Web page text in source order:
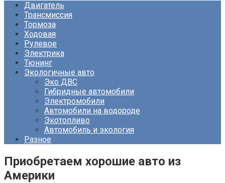
Двигатель
Трансмиссия
Тормоза
Ходовая
Рулевое
Электрика
Тюнинг
Экологичные авто
Эко ДВС
Гибридные автомобили
Электромобили
Автомобили на водороде
Экотопливо
Автомобиль и экология
Разное
Приобретаем хорошие авто из
Америки